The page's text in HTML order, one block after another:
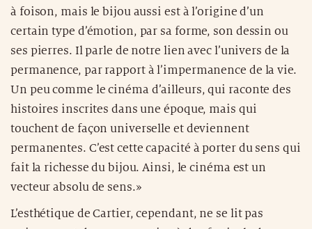
à foison, mais le bijou aussi est à l’origine d’un
certain type d’émotion, par sa forme, son dessin ou
ses pierres. Il parle de notre lien avec l’univers de la
permanence, par rapport à l’impermanence de la vie.
Un peu comme le cinéma d’ailleurs, qui raconte des
histoires inscrites dans une époque, mais qui
touchent de façon universelle et deviennent
permanentes. C’est cette capacité à porter du sens qui
fait la richesse du bijou. Ainsi, le cinéma est un
vecteur absolu de sens.»
L’esthétique de Cartier, cependant, ne se lit pas